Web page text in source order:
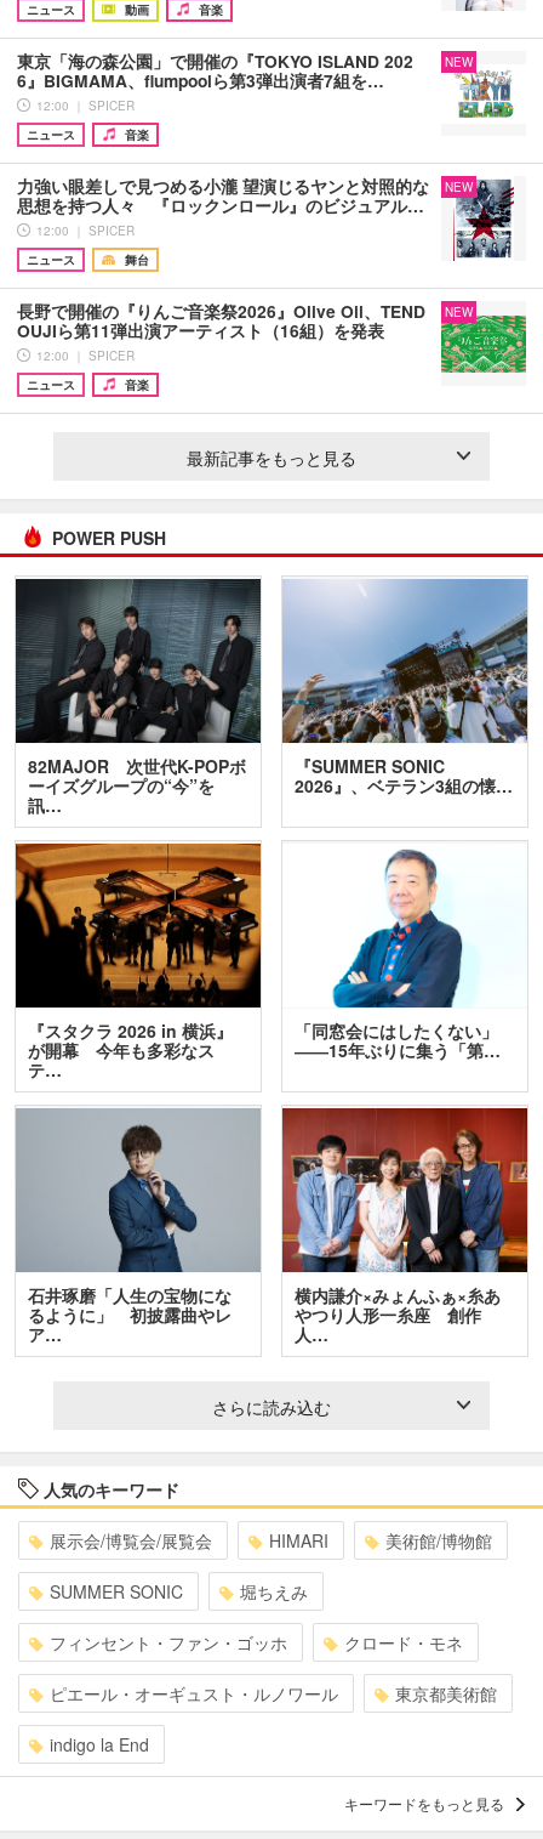
ニュース
動画 音楽
東京「海の森公園」で開催の『TOKYO ISLAND 202
6』BIGMAMA、flumpoolら第3弾出演者7組を…
12:00 ｜ SPICER
ニュース
音楽
NEW
力強い眼差しで見つめる小瀧 望演じるヤンと対照的な
思想を持つ人々 『ロックンロール』のビジュアル…
12:00 ｜ SPICER
ニュース
舞台
NEW
長野で開催の『りんご音楽祭2026』Olive Oil、TEND
OUJIら第11弾出演アーティスト（16組）を発表
12:00 ｜ SPICER
ニュース
音楽
NEW
最新記事をもっと見る
POWER PUSH
82MAJOR 次世代K-POPボ
ーイズグループの“今”を
訊…
『SUMMER SONIC
2026』、ベテラン3組の懐…
『スタクラ 2026 in 横浜』
が開幕 今年も多彩なス
テ…
「同窓会にはしたくない」
――15年ぶりに集う「第…
石井琢磨「人生の宝物にな
るように」 初披露曲やレ
ア…
横内謙介×みょんふぁ×糸あ
やつり人形一糸座 創作
人…
さらに読み込む
人気のキーワード
展示会/博覧会/展覧会 HIMARI 美術館/博物館
SUMMER SONIC 堀ちえみ
フィンセント・ファン・ゴッホ クロード・モネ
ピエール・オーギュスト・ルノワール 東京都美術館
indigo la End
キーワードをもっと見る